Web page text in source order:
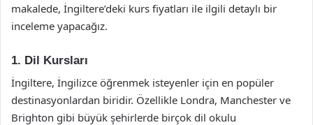
makalede, İngiltere’deki kurs fiyatları ile ilgili detaylı bir
inceleme yapacağız.
1. Dil Kursları
İngiltere, İngilizce öğrenmek isteyenler için en popüler
destinasyonlardan biridir. Özellikle Londra, Manchester ve
Brighton gibi büyük şehirlerde birçok dil okulu